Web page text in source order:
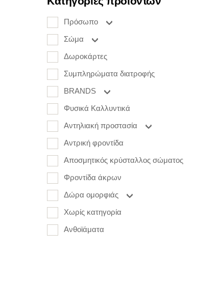
Πρόσωπο
Σώμα
Δωροκάρτες
Συμπληρώματα διατροφής
BRANDS
Φυσικά Καλλυντικά
Αντηλιακή προστασία
Αντρική φροντίδα
Αποσμητικός κρύσταλλος σώματος
Φροντίδα άκρων
Δώρα ομορφιάς
Χωρίς κατηγορία
Ανθοϊάματα